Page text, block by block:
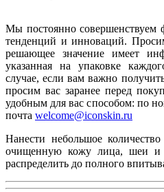
Мы постоянно совершенствуем
тенденций и инноваций.
решающее значение имеет
указанная на упаковке
случае, если вам важно
просим вас заранее перед
удобным для вас способом: по
почта welcome@iconskin.ru
Нанести небольшое
очищенную кожу лица, шеи и
распределить до полного